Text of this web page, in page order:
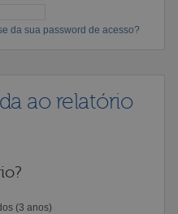
da sua password de acesso?
ao relatório
(3 anos)